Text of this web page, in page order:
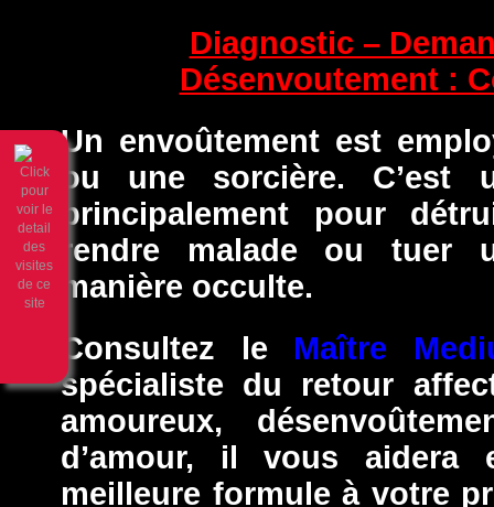
Diagnostic –
Désenvoutement :
Un envoûtement est
ou une sorcière. C’est
principalement pour
rendre malade ou tuer
manière occulte.
Consultez le Maître
spécialiste du retour
amoureux,
d’amour, il vous
meilleure formule à votre